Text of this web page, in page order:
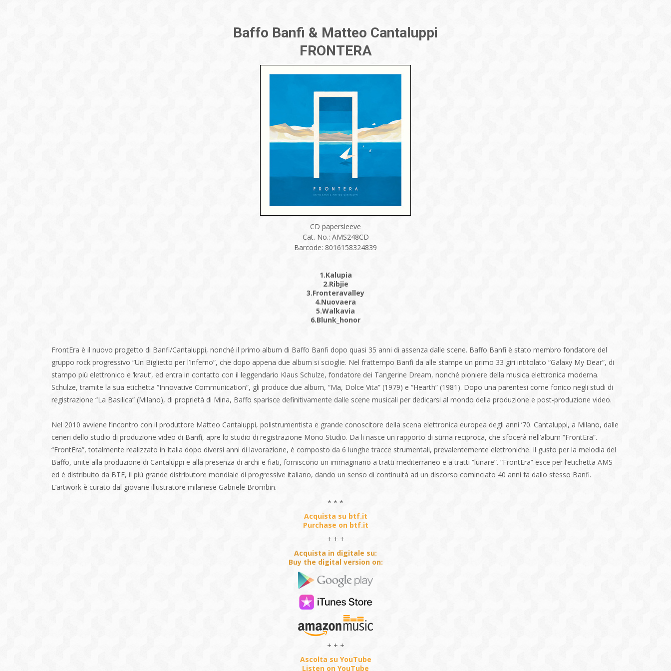
Baffo Banfi & Matteo Cantaluppi
FRONTERA
CD papersleeve
Cat. No.: AMS248CD
Barcode: 8016158324839
1.Kalupia
2.Ribjie
3.Fronteravalley
4.Nuovaera
5.Walkavia
6.Blunk_honor
FrontEra è il nuovo progetto di Banfi/Cantaluppi, nonché il primo album di Baffo Banfi dopo quasi 35 anni di assenza dalle scene. Baffo Banfi è stato membro fondatore del
gruppo rock progressivo “Un Biglietto per l’Inferno”, che dopo appena due album si scioglie. Nel frattempo Banfi da alle stampe un primo 33 giri intitolato “Galaxy My Dear”, di
stampo più elettronico e ‘kraut’, ed entra in contatto con il leggendario Klaus Schulze, fondatore dei Tangerine Dream, nonché pioniere della musica elettronica moderna.
Schulze, tramite la sua etichetta “Innovative Communication”, gli produce due album, “Ma, Dolce Vita” (1979) e “Hearth” (1981). Dopo una parentesi come fonico negli studi di
registrazione “La Basilica” (Milano), di proprietà di Mina, Baffo sparisce definitivamente dalle scene musicali per dedicarsi al mondo della produzione e post-produzione video.
Nel 2010 avviene l’incontro con il produttore Matteo Cantaluppi, polistrumentista e grande conoscitore della scena elettronica europea degli anni ’70. Cantaluppi, a Milano, dalle
ceneri dello studio di produzione video di Banfi, apre lo studio di registrazione Mono Studio. Da li nasce un rapporto di stima reciproca, che sfocerà nell’album “FrontEra”.
“FrontEra”, totalmente realizzato in Italia dopo diversi anni di lavorazione, è composto da 6 lunghe tracce strumentali, prevalentemente elettroniche. Il gusto per la melodia del
Baffo, unite alla produzione di Cantaluppi e alla presenza di archi e fiati, forniscono un immaginario a tratti mediterraneo e a tratti “lunare”. “FrontEra” esce per l’etichetta AMS
ed è distribuito da BTF, il più grande distributore mondiale di progressive italiano, dando un senso di continuità ad un discorso cominciato 40 anni fa dallo stesso Banfi.
L’artwork è curato dal giovane illustratore milanese Gabriele Brombin.
* * *
Acquista su btf.it
Purchase on btf.it
+ + +
Acquista in digitale su:
Buy the digital version on:
+ + +
Ascolta su YouTube
Listen on YouTube